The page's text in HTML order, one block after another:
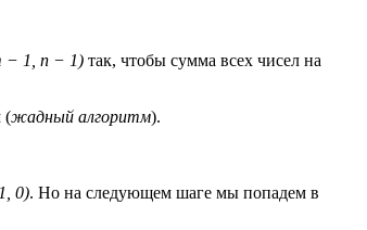
− 1, n − 1) так, чтобы сумма всех чисел на
(жадный алгоритм).
0). Но на следующем шаге мы попадем в